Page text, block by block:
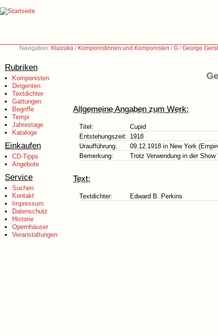
Navigation: Klassika / Komponistinnen und Komponisten /G /George
Rubriken
Komponisten
Dirigenten
Textdichter
Gattungen
Begriffe
Tempi
Jahrestage
Kataloge
Einkaufen
CD-Tipps
Angebote
Service
Suchen
Kontakt
Impressum
Datenschutz
Historie
Opernhäuser
Veranstaltungen
Allgemeine Angaben zum Werk:
Titel:
Cupid
Entstehungszeit: 1918
Uraufführung:
09.12.1918 in New York
Bemerkung:
Trotz Verwendung in der
Text:
Textdichter: Edward B. Perkins